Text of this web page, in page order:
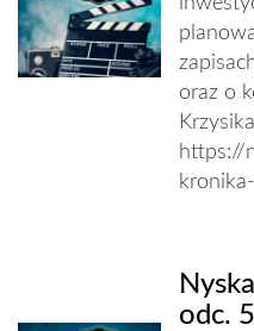
oraz o
https://
odc.